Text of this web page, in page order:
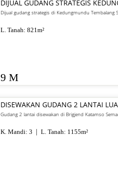
DIJUAL GUDANG STRATEGIS
Dijual gudang strategis di Kedungmundu
L. Tanah: 821m²
9 M
DISEWAKAN GUDANG 2 LANTAI
Gudang 2 lantai disewakan di Brigjend Katamso
K. Mandi: 3 L. Tanah: 1155m²